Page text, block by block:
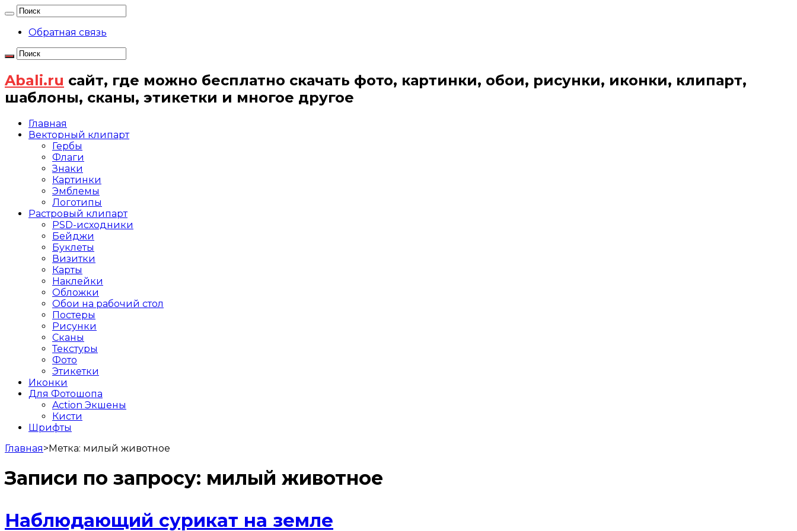
Обратная связь
Abali.ru сайт, где можно бесплатно скачать фото, картинки, обои, рисунки, иконки, клипарт,
шаблоны, сканы, этикетки и многое другое
Главная
Векторный клипарт
Гербы
Флаги
Знаки
Картинки
Эмблемы
Логотипы
Растровый клипарт
PSD-исходники
Бейджи
Буклеты
Визитки
Карты
Наклейки
Обложки
Обои на рабочий стол
Постеры
Рисунки
Сканы
Текстуры
Фото
Этикетки
Иконки
Для Фотошопа
Action Экшены
Кисти
Шрифты
Главная>Метка: милый животное
Записи по запросу: милый животное
Наблюдающий сурикат на земле